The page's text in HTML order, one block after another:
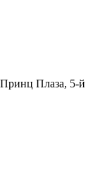
Плаза, 5-й